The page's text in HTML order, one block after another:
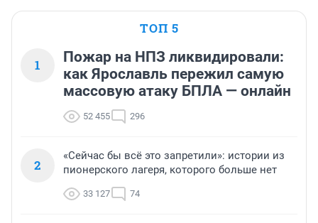
ТОП 5
1
Пожар на НПЗ ликвидировали:
как Ярославль пережил самую
массовую атаку БПЛА — онлайн
52 455 296
2
«Сейчас бы всё это запретили»: истории из
пионерского лагеря, которого больше нет
33 127 74